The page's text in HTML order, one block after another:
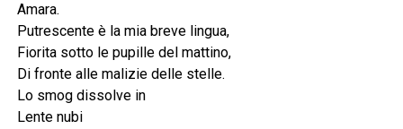
Amara.
Putrescente è la mia breve lingua,
Fiorita sotto le pupille del mattino,
Di fronte alle malizie delle stelle.
Lo smog dissolve in
Lente nubi